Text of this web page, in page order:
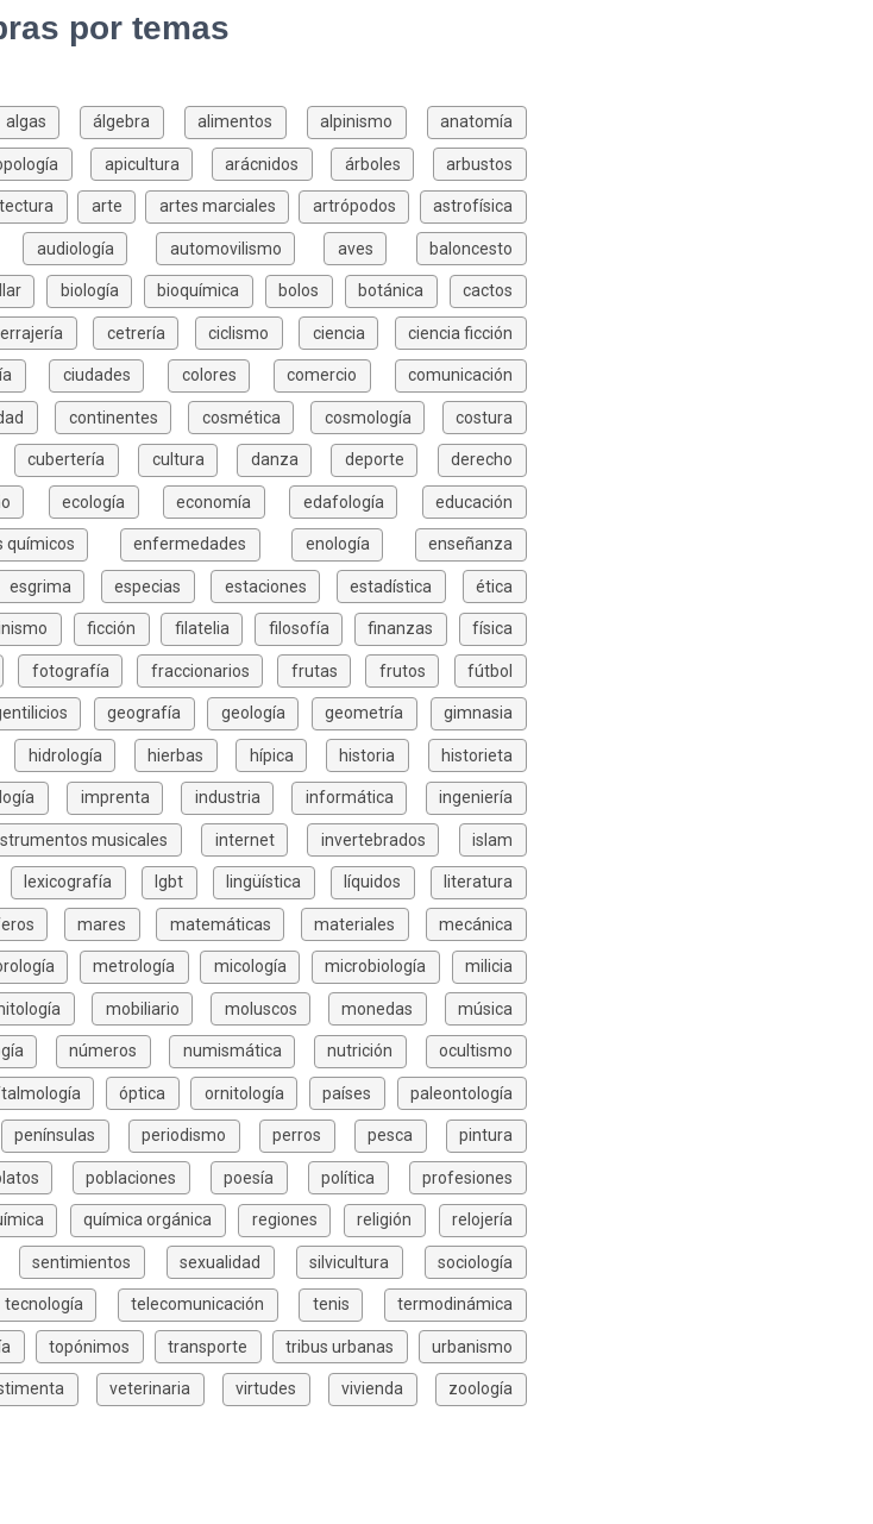
por temas
algas álgebra alimentos alpinismo anatomía
apicultura arácnidos árboles arbustos
arte artes marciales artrópodos astrofísica
audiología automovilismo aves baloncesto
biología bioquímica bolos botánica cactos
cetrería ciclismo ciencia ciencia ficción
ciudades colores comercio comunicación
continentes cosmética cosmología costura
cubertería cultura danza deporte derecho
ecología economía edafología educación
químicos enfermedades enología enseñanza
esgrima especias estaciones estadística ética
ficción filatelia filosofía finanzas física
fotografía fraccionarios frutas frutos fútbol
geografía geología geometría gimnasia
hidrología hierbas hípica historia historieta
imprenta industria informática ingeniería
musicales internet invertebrados islam
lexicografía lgbt lingüística líquidos literatura
mares matemáticas materiales mecánica
metrología micología microbiología milicia
mobiliario moluscos monedas música
números numismática nutrición ocultismo
óptica ornitología países paleontología
penínsulas periodismo perros pesca pintura
poblaciones poesía política profesiones
química orgánica regiones religión relojería
sentimientos sexualidad silvicultura sociología
tecnología telecomunicación tenis termodinámica
topónimos transporte tribus urbanas urbanismo
veterinaria virtudes vivienda zoología